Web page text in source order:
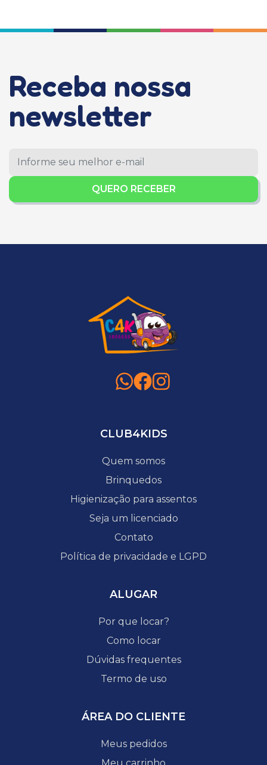
Receba nossa
newsletter
QUERO RECEBER
CLUB4KIDS
Quem somos
Brinquedos
Higienização para assentos
Seja um licenciado
Contato
Política de privacidade e LGPD
ALUGAR
Por que locar?
Como locar
Dúvidas frequentes
Termo de uso
ÁREA DO CLIENTE
Meus pedidos
Meu carrinho